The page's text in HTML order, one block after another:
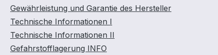
Gewährleistung und Garantie des Hersteller
Technische Informationen I
Technische Informationen II
Gefahrstofflagerung INFO